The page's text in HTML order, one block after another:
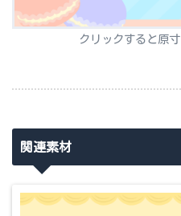
クリックすると原
関連素材